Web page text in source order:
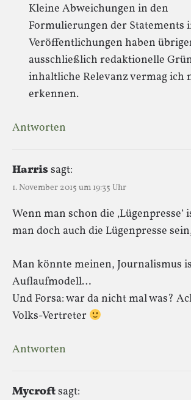
Kleine Abweichungen in den
Formulierungen der Statements
Veröffentlichungen haben
ausschließlich redaktionelle
inhaltliche Relevanz vermag ich
erkennen.
Antworten
Harrissagt:
1. November 2015 um 19:35 Uhr
Wenn man schon die
man doch auch die Lügenpresse
Man könnte meinen, Journalismus
Auflaufmodell…
Und Forsa: war da nicht mal was?
Volks-Vertreter
Antworten
Mycroftsagt: